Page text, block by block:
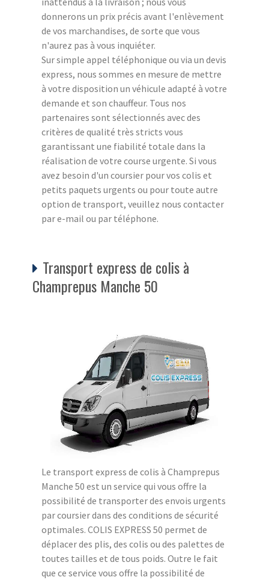
donnerons un prix précis avant l'enlèvement
de vos marchandises, de sorte que vous
n'aurez pas à vous inquiéter.
Sur simple appel téléphonique ou via un devis
express, nous sommes en mesure de mettre
à votre disposition un véhicule adapté à votre
demande et son chauffeur. Tous nos
partenaires sont sélectionnés avec des
critères de qualité très stricts vous
garantissant une fiabilité totale dans la
réalisation de votre course urgente. Si vous
avez besoin d'un coursier pour vos colis et
petits paquets urgents ou pour toute autre
option de transport, veuillez nous contacter
par e-mail ou par téléphone.
Transport express de colis à
Champrepus Manche 50
Le transport express de colis à Champrepus
Manche 50 est un service qui vous offre la
possibilité de transporter des envois urgents
par coursier dans des conditions de sécurité
optimales. COLIS EXPRESS 50 permet de
déplacer des plis, des colis ou des palettes de
toutes tailles et de tous poids. Outre le fait
que ce service vous offre la possibilité de